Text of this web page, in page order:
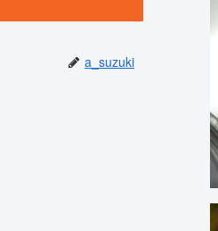
a_suzuki